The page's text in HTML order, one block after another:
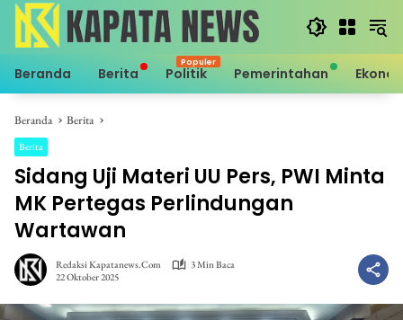
Langsung
konten
Beranda Berita Politik Pemerintahan
Beranda Berita
Berita
Sidang Uji Materi UU Pers, PWI Minta
MK Pertegas Perlindungan
Wartawan
Redaksi Kapatanews.com
3 Min Baca
22 Oktober 2025